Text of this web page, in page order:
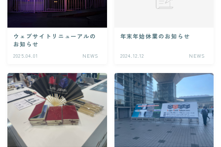
ウェブサイトリニューアルの
お知らせ
2025.04.01 NEWS
年末年始休業のお知らせ
2024.12.12 NEWS